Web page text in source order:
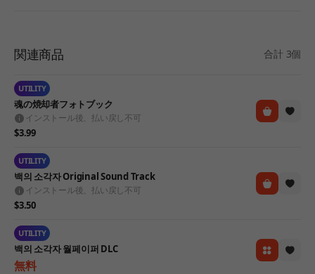
関連商品 合計 3個
UTILITY
魂の焼却者フォトブック
インストール後、払い戻し不可
$3.99
UTILITY
백의 소각자 Original Sound Track
インストール後、払い戻し不可
$3.50
UTILITY
백의 소각자 월페이퍼 DLC
無料